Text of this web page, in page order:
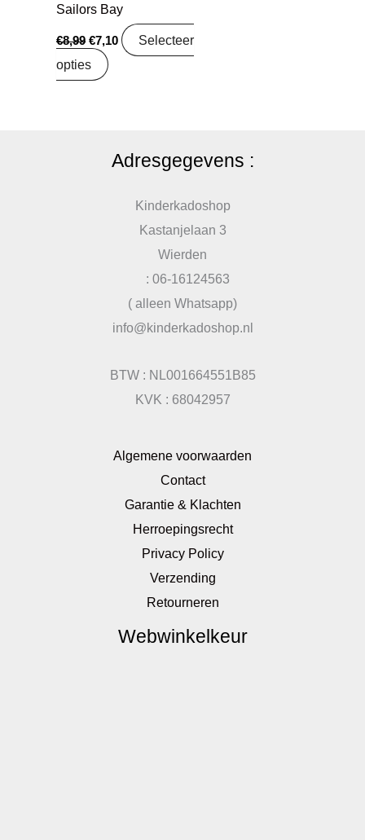
Sailors Bay
€8,99 €7,10
Selecteer
opties
Adresgegevens :
Kinderkadoshop
Kastanjelaan 3
Wierden
: 06-16124563
( alleen Whatsapp)
info@kinderkadoshop.nl
BTW : NL001664551B85
KVK : 68042957
Algemene voorwaarden
Contact
Garantie & Klachten
Herroepingsrecht
Privacy Policy
Verzending
Retourneren
Webwinkelkeur